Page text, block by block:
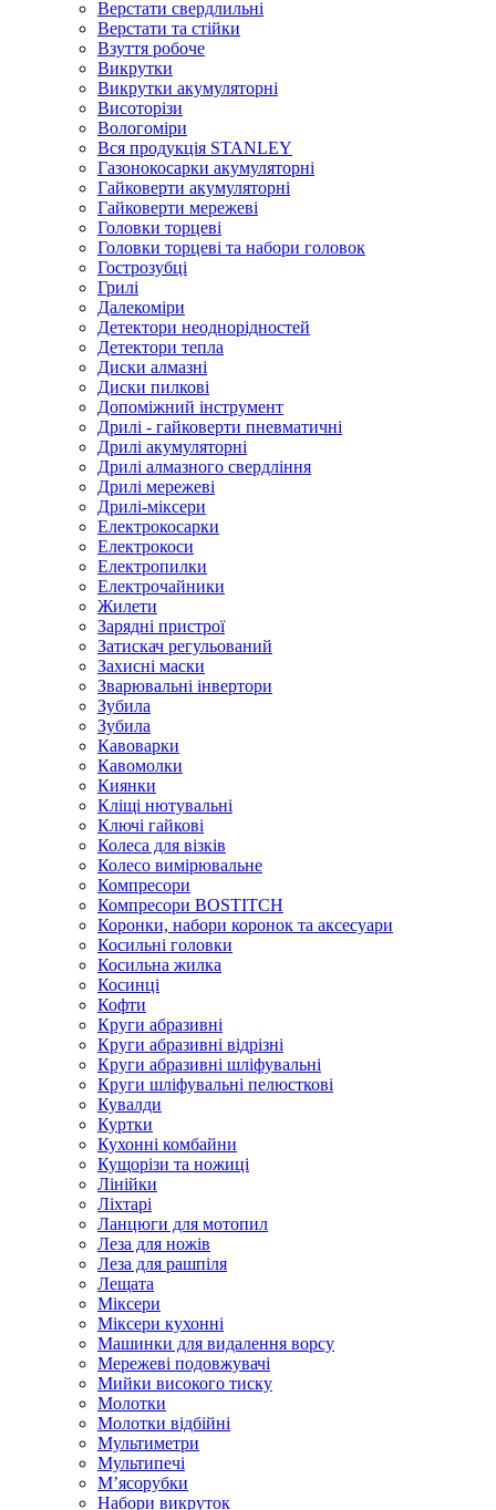
Верстати свердлильні
Верстати та стійки
Взуття робоче
Викрутки
Викрутки акумуляторні
Висоторізи
Вологоміри
Вся продукція STANLEY
Газонокосарки акумуляторні
Гайковерти акумуляторні
Гайковерти мережеві
Головки торцеві
Головки торцеві та набори головок
Гострозубці
Грилі
Далекоміри
Детектори неоднорідностей
Детектори тепла
Диски алмазні
Диски пилкові
Допоміжний інструмент
Дрилі - гайковерти пневматичні
Дрилі акумуляторні
Дрилі алмазного свердління
Дрилі мережеві
Дрилі-міксери
Електрокосарки
Електрокоси
Електропилки
Електрочайники
Жилети
Зарядні пристрої
Затискач регульований
Захисні маски
Зварювальні інвертори
Зубила
Зубила
Кавоварки
Кавомолки
Киянки
Кліщі нютувальні
Ключі гайкові
Колеса для візків
Колесо вимірювальне
Компресори
Компресори BOSTITCH
Коронки, набори коронок та аксесуари
Косильні головки
Косильна жилка
Косинці
Кофти
Круги абразивні
Круги абразивні відрізні
Круги абразивні шліфувальні
Круги шліфувальні пелюсткові
Кувалди
Куртки
Кухонні комбайни
Кущорізи та ножиці
Лінійки
Ліхтарі
Ланцюги для мотопил
Леза для ножів
Леза для рашпіля
Лещата
Міксери
Міксери кухонні
Машинки для видалення ворсу
Мережеві подовжувачі
Мийки високого тиску
Молотки
Молотки відбійні
Мультиметри
Мультипечі
М’ясорубки
Набори викруток